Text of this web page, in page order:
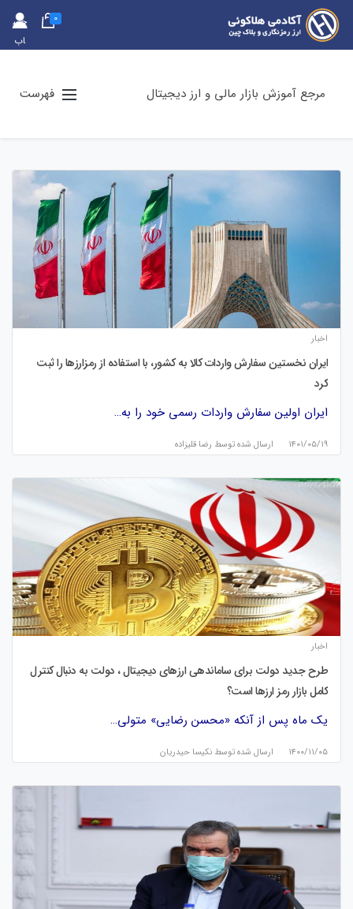
حس
اب
0
مرجع آموزش بازار مالی و ارز دیجیتال فهرست
اخبار
ایران نخستین سفارش واردات کالا به کشور، با استفاده از رمزارزها را ثبت
کرد
ایران اولین سفارش واردات رسمی خود را به…
۱۴۰۱/۰۵/۱۹ ارسال شده توسط رضا قلیزاده
اخبار
طرح جدید دولت برای ساماندهی ارزهای دیجیتال ، دولت به دنبال کنترل
کامل بازار رمز ارزها است؟
یک ماه پس از آنکه «محسن رضایی» متولی…
۱۴۰۰/۱۱/۰۵ ارسال شده توسط نكيسا حيدريان